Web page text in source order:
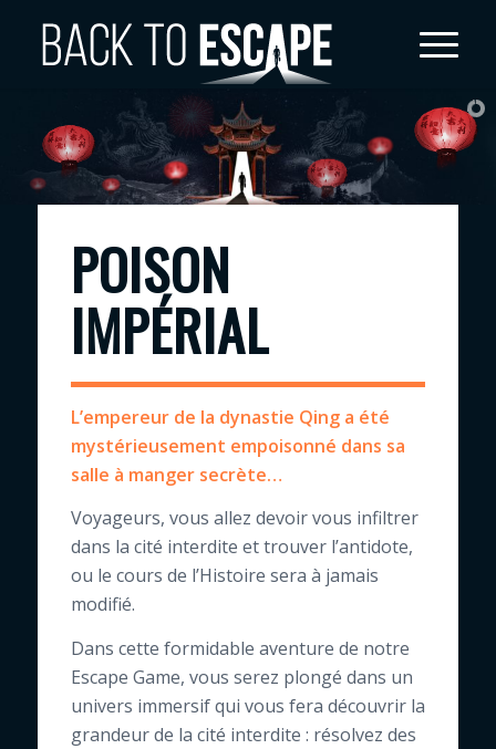
POISON
IMPÉRIAL
L’empereur de la dynastie Qing a été
mystérieusement empoisonné dans sa
salle à manger secrète…
Voyageurs, vous allez devoir vous infiltrer
dans la cité interdite et trouver l’antidote,
ou le cours de l’Histoire sera à jamais
modifié.
Dans cette formidable aventure de notre
Escape Game, vous serez plongé dans un
univers immersif qui vous fera découvrir la
grandeur de la cité interdite : résolvez des